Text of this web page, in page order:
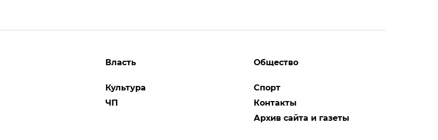
Власть
Культура
ЧП
Общество
Спорт
Контакты
Архив сайта и газеты